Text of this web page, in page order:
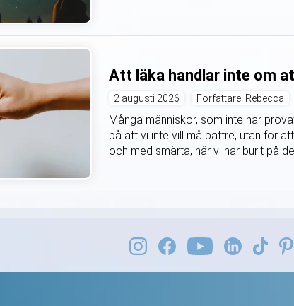
Att läka handlar inte om
2 augusti 2026 Författare: Rebecca
Många människor, som inte har
på att vi inte vill må bättre, utan för
och med smärta, när vi har burit på